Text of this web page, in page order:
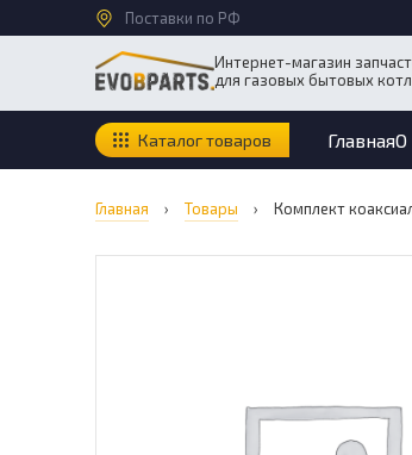
Поставки по РФ
Интернет-магазин
для газовых бытовых
Каталог товаров ГлавнаяО
Главная › Товары › Комплект